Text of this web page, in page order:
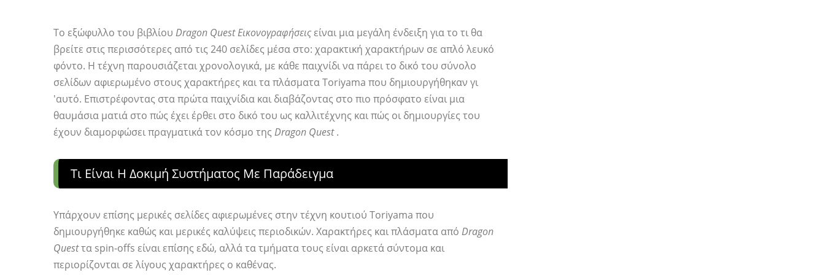
Το εξώφυλλο του βιβλίου Dragon Quest Εικονογραφήσειςείναι μια μεγάλη ένδειξη για το τι θα
βρείτε στις περισσότερες από τις 240 σελίδες μέσα στο: χαρακτική χαρακτήρων σε απλό λευκό
φόντο. Η τέχνη παρουσιάζεται χρονολογικά, με κάθε παιχνίδι να πάρει το δικό του σύνολο
σελίδων αφιερωμένο στους χαρακτήρες και τα πλάσματα Toriyama που δημιουργήθηκαν γι
'αυτό. Επιστρέφοντας στα πρώτα παιχνίδια και διαβάζοντας στο πιο πρόσφατο είναι μια
θαυμάσια ματιά στο πώς έχει έρθει στο δικό του ως καλλιτέχνης και πώς οι δημιουργίες του
έχουν διαμορφώσει πραγματικά τον κόσμο της Dragon Quest.
Τι Είναι Η Δοκιμή Συστήματος Με Παράδειγμα
Υπάρχουν επίσης μερικές σελίδες αφιερωμένες στην τέχνη κουτιού Toriyama που
δημιουργήθηκε καθώς και μερικές καλύψεις περιοδικών. Χαρακτήρες και πλάσματα από Dragon
Questτα spin-offs είναι επίσης εδώ, αλλά τα τμήματα τους είναι αρκετά σύντομα και
περιορίζονται σε λίγους χαρακτήρες ο καθένας.